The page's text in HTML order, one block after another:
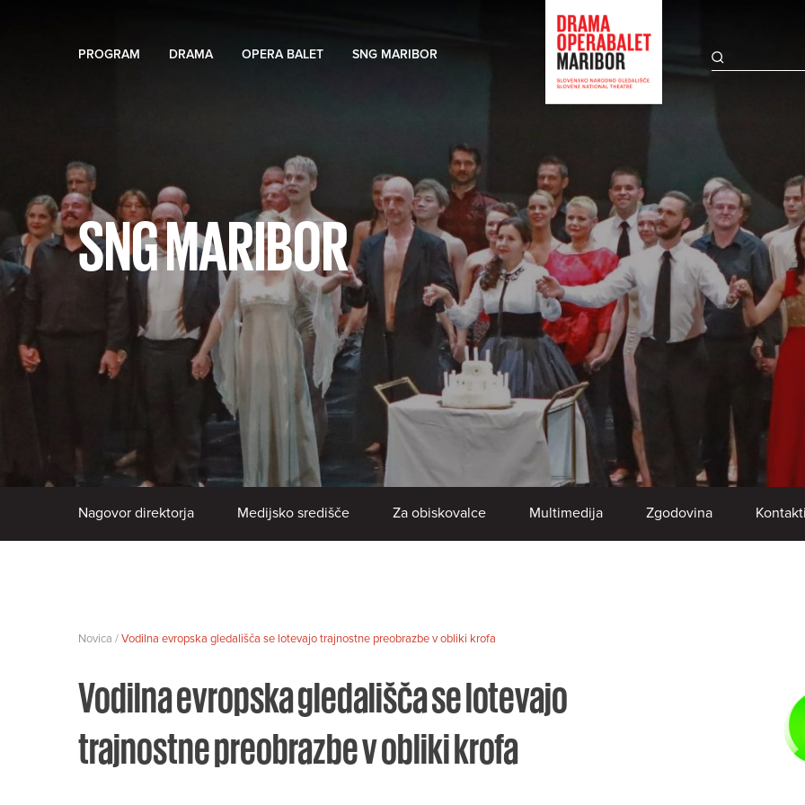
PROGRAM DRAMA OPERA BALET SNG MARIBOR
SNG MARIBOR
Nagovor direktorja Medijsko središče Za obiskovalce Multimedija Zgodovina
Novica /Vodilna evropska gledališča se lotevajo trajnostne preobrazbe v obliki krofa
Vodilna evropska gledališča se lotevajo
trajnostne preobrazbe v obliki krofa